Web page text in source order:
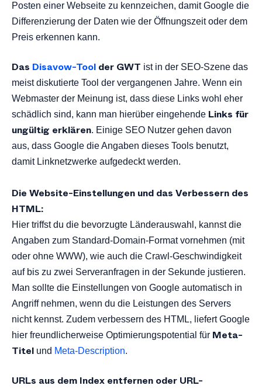
Posten einer Webseite zu kennzeichen, damit Google die
Differenzierung der Daten wie der Öffnungszeit oder dem
Preis erkennen kann.
Das Disavow-Tool der GWT ist in der SEO-Szene das
meist diskutierte Tool der vergangenen Jahre. Wenn ein
Webmaster der Meinung ist, dass diese Links wohl eher
schädlich sind, kann man hierüber eingehende Links für
ungültig erklären. Einige SEO Nutzer gehen davon
aus, dass Google die Angaben dieses Tools benutzt,
damit Linknetzwerke aufgedeckt werden.
Die Website-Einstellungen und das Verbessern des
HTML:
Hier triffst du die bevorzugte Länderauswahl, kannst die
Angaben zum Standard-Domain-Format vornehmen (mit
oder ohne WWW), wie auch die Crawl-Geschwindigkeit
auf bis zu zwei Serveranfragen in der Sekunde justieren.
Man sollte die Einstellungen von Google automatisch in
Angriff nehmen, wenn du die Leistungen des Servers
nicht kennst. Zudem verbessern des HTML, liefert Google
hier freundlicherweise Optimierungspotential für Meta-
Titel und Meta-Description.
URLs aus dem Index entfernen oder URL-